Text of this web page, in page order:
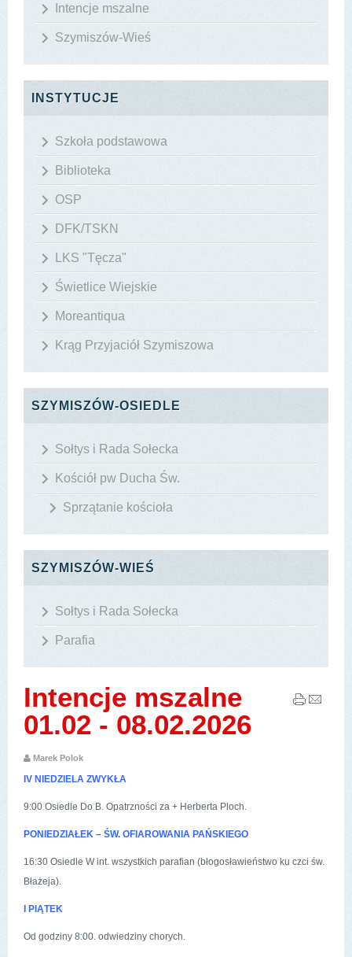
Intencje mszalne
Szymiszów-Wieś
INSTYTUCJE
Szkoła podstawowa
Biblioteka
OSP
DFK/TSKN
LKS "Tęcza"
Świetlice Wiejskie
Moreantiqua
Krąg Przyjaciół Szymiszowa
SZYMISZÓW-OSIEDLE
Sołtys i Rada Sołecka
Kościół pw Ducha Św.
Sprzątanie kościoła
SZYMISZÓW-WIEŚ
Sołtys i Rada Sołecka
Parafia
Intencje mszalne
01.02 - 08.02.2026
Marek Polok
IV NIEDZIELA ZWYKŁA
9:00 Osiedle Do B. Opatrzności za + Herberta Ploch.
PONIEDZIAŁEK – ŚW. OFIAROWANIA PAŃSKIEGO
16:30 Osiedle W int. wszystkich parafian (błogosławieństwo ku czci św.
Błażeja).
I PIĄTEK
Od godziny 8:00. odwiedziny chorych.